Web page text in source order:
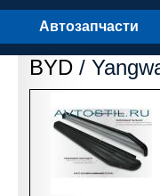
Автозапчасти
BYD /